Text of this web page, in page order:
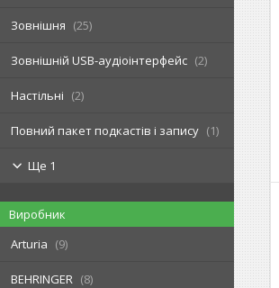
Зовнішня 25
Зовнішній USB-аудіоінтерфейс 2
Настільні 2
Повний пакет подкастів і запису 1
Ще 1
Виробник
Arturia
9
BEHRINGER 8